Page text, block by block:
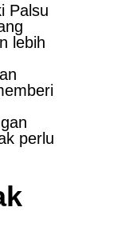
Palsu
lebih
perlu